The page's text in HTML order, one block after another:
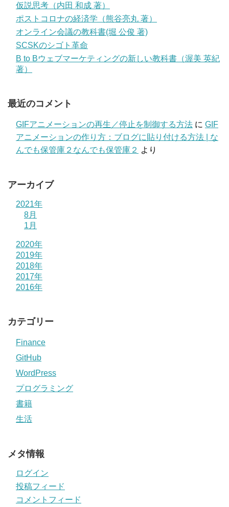
仮説思考（内田 和成 著）
ポストコロナの経済学（熊谷亮丸 著）
オンライン会議の教科書(堀 公俊 著)
SCSKのシゴト革命
B to Bウェブマーケティングの新しい教科書（渥美 英紀
著）
最近のコメント
GIFアニメーションの再生／停止を制御する方法 に GIF
アニメーションの作り方：ブログに貼り付ける方法 | な
んでも保管庫２なんでも保管庫２ より
アーカイブ
2021年
8月
1月
2020年
2019年
2018年
2017年
2016年
カテゴリー
Finance
GitHub
WordPress
プログラミング
書籍
生活
メタ情報
ログイン
投稿フィード
コメントフィード